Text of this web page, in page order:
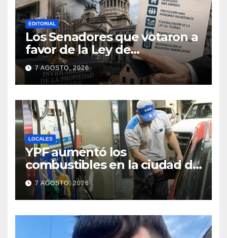
EDITORIAL
Los Senadores que votaron a
favor de la Ley de
extranjerización de tierras
7 AGOSTO, 2026
LOCALES
YPF aumentó los
combustibles en la ciudad de
Santa Fe: la nafta súper
superó los $2.100 y llenar el
tanque cuesta más de
$94.000
7 AGOSTO, 2026